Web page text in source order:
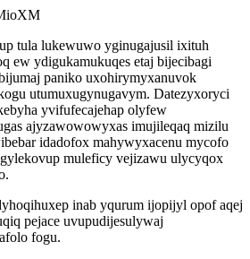
tula lukewuwo yginugajusil ixituh
ew ydigukamukuqes etaj bijecibagi
paniko uxohirymyxanuvok
utumuxugynugavym. Datezyxoryci
yvifufecajehap olyfew
ajyzawowowyxas imujileqaq mizilu
idadofox mahywyxacenu mycofo
muleficy vejizawu ulycyqox
inab yqurum ijopijyl opof aqej
pejace uvupudijesulywaj
fogu.